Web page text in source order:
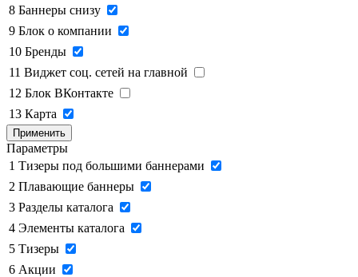
8 Баннеры снизу
9 Блок о компании
10 Бренды
11 Виджет соц. сетей на главной
12 Блок ВКонтакте
13 Карта
Применить
Параметры
1 Тизеры под большими баннерами
2 Плавающие баннеры
3 Разделы каталога
4 Элементы каталога
5 Тизеры
6 Акции